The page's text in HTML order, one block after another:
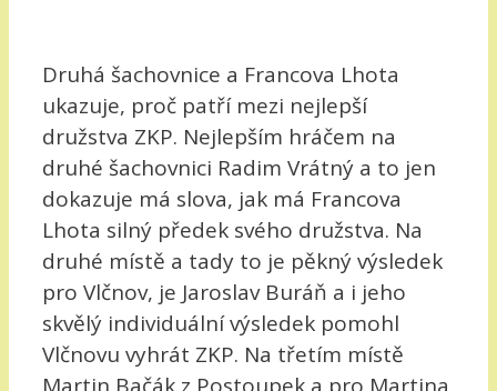
Druhá šachovnice a Francova Lhota
ukazuje, proč patří mezi nejlepší
družstva ZKP. Nejlepším hráčem na
druhé šachovnici Radim Vrátný a to jen
dokazuje má slova, jak má Francova
Lhota silný předek svého družstva. Na
druhé místě a tady to je pěkný výsledek
pro Vlčnov, je Jaroslav Buráň a i jeho
skvělý individuální výsledek pomohl
Vlčnovu vyhrát ZKP. Na třetím místě
Martin Bačák z Postoupek a pro Martina